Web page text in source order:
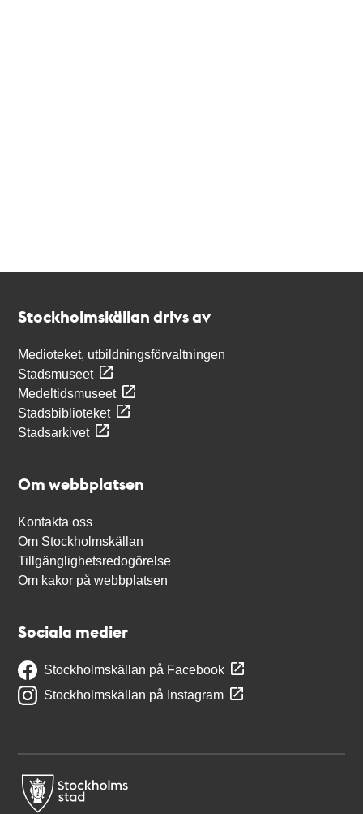
Stockholmskällan drivs av
Medioteket, utbildningsförvaltningen
Stadsmuseet
Medeltidsmuseet
Stadsbiblioteket
Stadsarkivet
Om webbplatsen
Kontakta oss
Om Stockholmskällan
Tillgänglighetsredogörelse
Om kakor på webbplatsen
Sociala medier
Stockholmskällan på Facebook
Stockholmskällan på Instagram